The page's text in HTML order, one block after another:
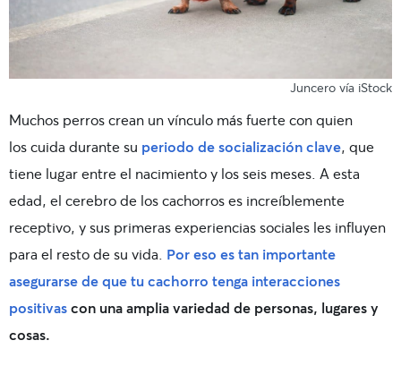
Juncero vía iStock
Muchos perros crean un vínculo más fuerte con quien
los cuida durante su periodo de socialización clave, que
tiene lugar entre el nacimiento y los seis meses. A esta
edad, el cerebro de los cachorros es increíblemente
receptivo, y sus primeras experiencias sociales les influyen
para el resto de su vida. Por eso es tan importante
asegurarse de que tu cachorro tenga interacciones
positivascon una amplia variedad de personas, lugares y
cosas.